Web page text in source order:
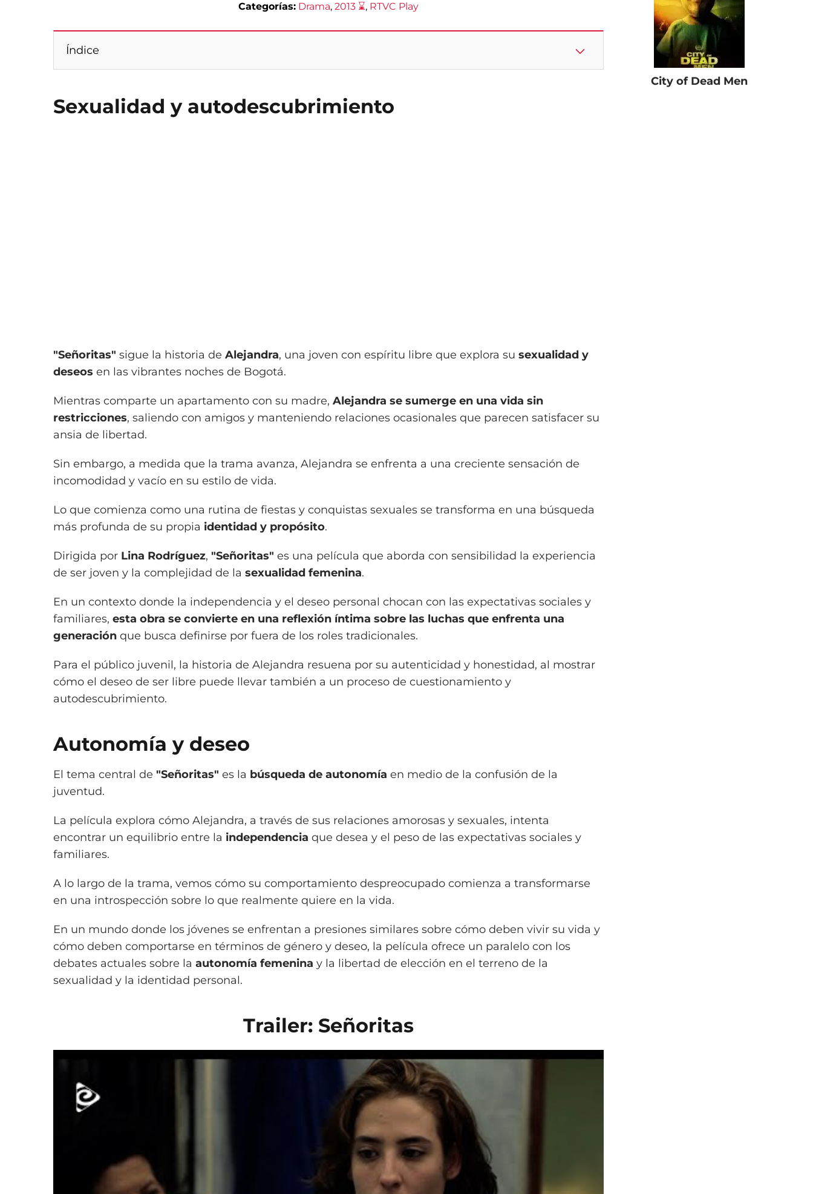
Categorías: Drama, 2013 ⌛, RTVC Play
Índice
Sexualidad y autodescubrimiento
"Señoritas" sigue la historia de Alejandra, una joven con espíritu libre que explora su sexualidad y
deseos en las vibrantes noches de Bogotá.
Mientras comparte un apartamento con su madre, Alejandra se sumerge en una vida sin
restricciones, saliendo con amigos y manteniendo relaciones ocasionales que parecen satisfacer su
ansia de libertad.
Sin embargo, a medida que la trama avanza, Alejandra se enfrenta a una creciente sensación de
incomodidad y vacío en su estilo de vida.
Lo que comienza como una rutina de fiestas y conquistas sexuales se transforma en una búsqueda
más profunda de su propia identidad y propósito.
Dirigida por Lina Rodríguez, "Señoritas" es una película que aborda con sensibilidad la experiencia
de ser joven y la complejidad de la sexualidad femenina.
En un contexto donde la independencia y el deseo personal chocan con las expectativas sociales y
familiares, esta obra se convierte en una reflexión íntima sobre las luchas que enfrenta una
generación que busca definirse por fuera de los roles tradicionales.
Para el público juvenil, la historia de Alejandra resuena por su autenticidad y honestidad, al mostrar
cómo el deseo de ser libre puede llevar también a un proceso de cuestionamiento y
autodescubrimiento.
Autonomía y deseo
El tema central de "Señoritas" es la búsqueda de autonomía en medio de la confusión de la
juventud.
La película explora cómo Alejandra, a través de sus relaciones amorosas y sexuales, intenta
encontrar un equilibrio entre la independencia que desea y el peso de las expectativas sociales y
familiares.
A lo largo de la trama, vemos cómo su comportamiento despreocupado comienza a transformarse
en una introspección sobre lo que realmente quiere en la vida.
En un mundo donde los jóvenes se enfrentan a presiones similares sobre cómo deben vivir su vida y
cómo deben comportarse en términos de género y deseo, la película ofrece un paralelo con los
debates actuales sobre la autonomía femenina y la libertad de elección en el terreno de la
sexualidad y la identidad personal.
Trailer: Señoritas
City of Dead Men